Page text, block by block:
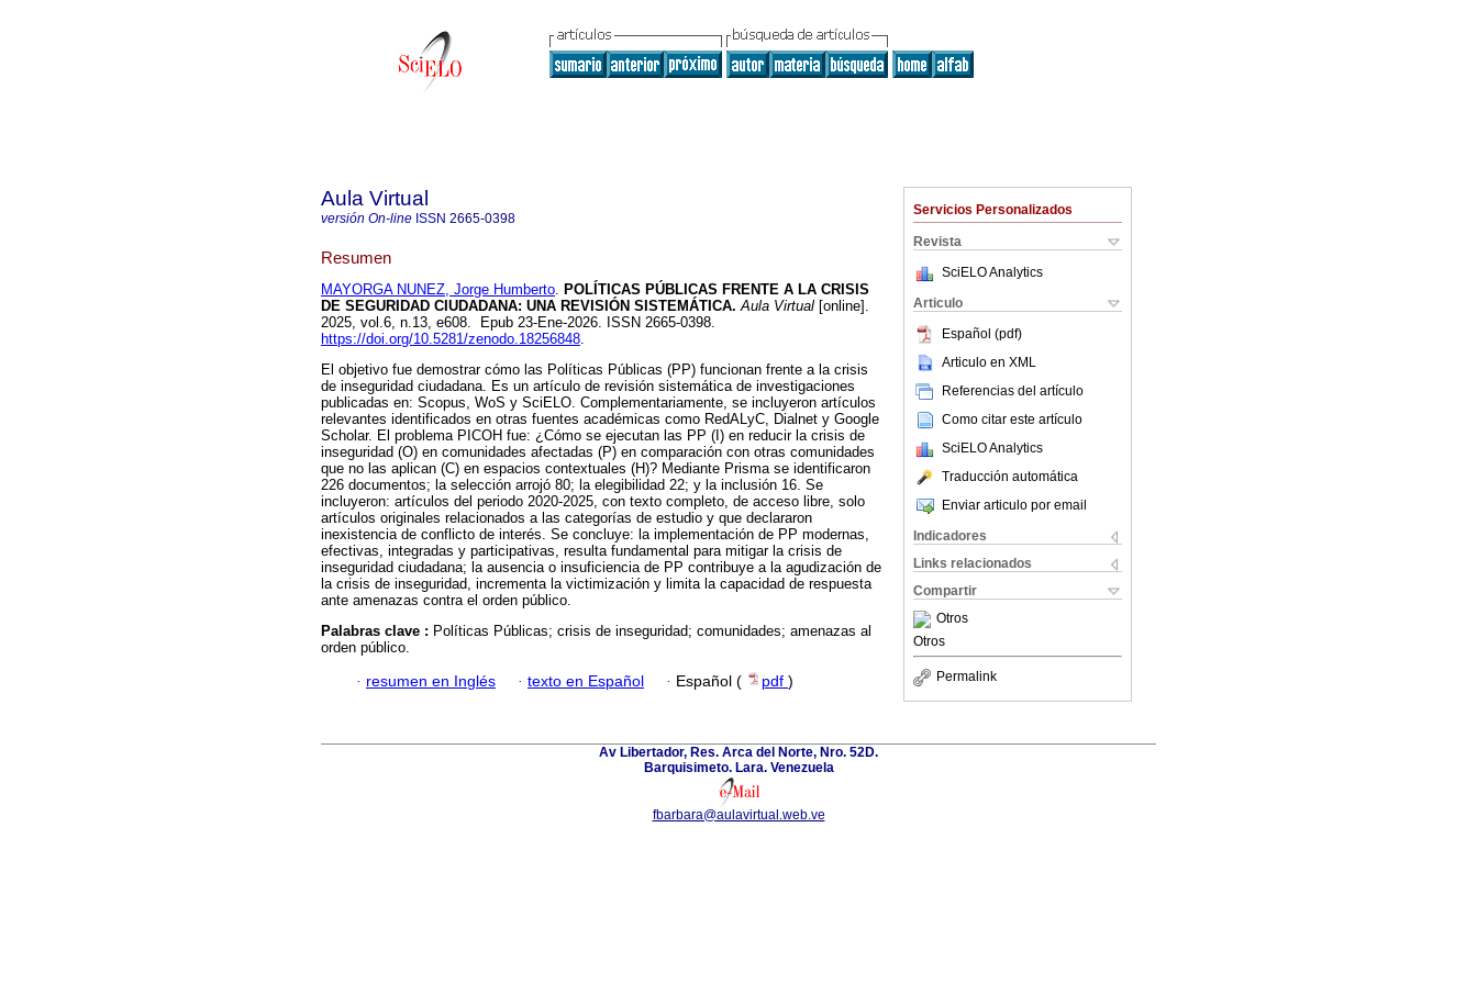
Servicios Personalizados
Revista
SciELO Analytics
Articulo
Español (pdf)
Articulo en XML
Referencias del artículo
Como citar este artículo
SciELO Analytics
Traducción automática
Enviar articulo por email
Indicadores
Links relacionados
Compartir
Otros
Otros
Permalink
Aula Virtual
versión On-line ISSN 2665-0398
Resumen
MAYORGA NUNEZ, Jorge Humberto. POLÍTICAS PÚBLICAS FRENTE A LA CRISIS
DE SEGURIDAD CIUDADANA: UNA REVISIÓN SISTEMÁTICA. Aula Virtual [online].
2025, vol.6, n.13, e608. Epub 23-Ene-2026. ISSN 2665-0398.
https://doi.org/10.5281/zenodo.18256848.
El objetivo fue demostrar cómo las Políticas Públicas (PP) funcionan frente a la crisis
de inseguridad ciudadana. Es un artículo de revisión sistemática de investigaciones
publicadas en: Scopus, WoS y SciELO. Complementariamente, se incluyeron artículos
relevantes identificados en otras fuentes académicas como RedALyC, Dialnet y Google
Scholar. El problema PICOH fue: ¿Cómo se ejecutan las PP (I) en reducir la crisis de
inseguridad (O) en comunidades afectadas (P) en comparación con otras comunidades
que no las aplican (C) en espacios contextuales (H)? Mediante Prisma se identificaron
226 documentos; la selección arrojó 80; la elegibilidad 22; y la inclusión 16. Se
incluyeron: artículos del periodo 2020-2025, con texto completo, de acceso libre, solo
artículos originales relacionados a las categorías de estudio y que declararon
inexistencia de conflicto de interés. Se concluye: la implementación de PP modernas,
efectivas, integradas y participativas, resulta fundamental para mitigar la crisis de
inseguridad ciudadana; la ausencia o insuficiencia de PP contribuye a la agudización de
la crisis de inseguridad, incrementa la victimización y limita la capacidad de respuesta
ante amenazas contra el orden público.
Palabras clave : Políticas Públicas; crisis de inseguridad; comunidades; amenazas al
orden público.
· resumen en Inglés · texto en Español · Español ( pdf )
Av Libertador, Res. Arca del Norte, Nro. 52D.
Barquisimeto. Lara. Venezuela
fbarbara@aulavirtual.web.ve